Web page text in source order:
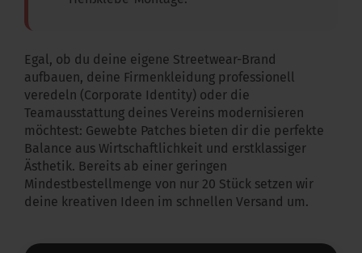
Egal, ob du deine eigene Streetwear-Brand
aufbauen, deine Firmenkleidung professionell
veredeln (Corporate Identity) oder die
Teamausstattung deines Vereins modernisieren
möchtest: Gewebte Patches bieten dir die perfekte
Balance aus Wirtschaftlichkeit und erstklassiger
Ästhetik. Bereits ab einer geringen
Mindestbestellmenge von nur 20 Stück setzen wir
deine kreativen Ideen im schnellen Versand um.